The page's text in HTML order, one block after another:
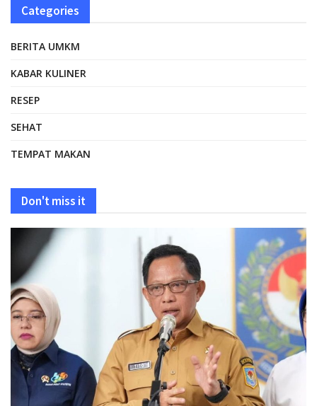
Categories
BERITA UMKM
KABAR KULINER
RESEP
SEHAT
TEMPAT MAKAN
Don't miss it